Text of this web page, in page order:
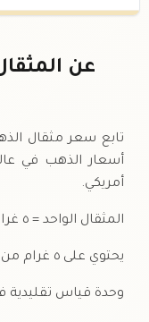
عن المثقال
أسعار الذهب في
أمريكي.
المثقال الواحد = ٥ غرام من ذهب عيار ٢٤
يحتوي على ٥ غرام من الذهب الخالص
وحدة قياس تقليدية